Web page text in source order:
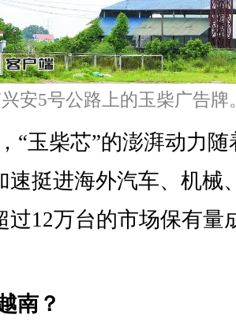
安5号公路上的玉柴广告牌
“玉柴芯”的澎湃动力
速挺进海外汽车、机械
过12万台的市场保有量
南？